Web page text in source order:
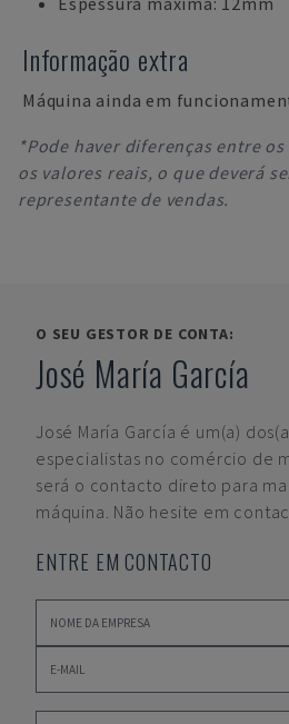
Informação extra
Máquina ainda em
*Pode haver diferenças entre
os valores reais, o que deverá
representante de vendas.
O SEU GESTOR DE CONTA:
José María García
José María García é um(a)
especialistas no comércio de
será o contacto direto para
máquina. Não hesite em
ENTRE EM CONTACTO